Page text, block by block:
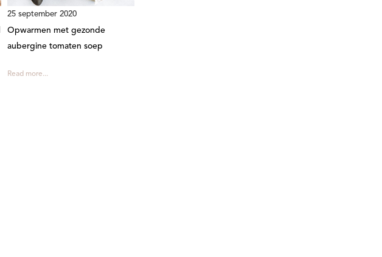
25 september 2020
Opwarmen met gezonde
aubergine tomaten soep
Read more...